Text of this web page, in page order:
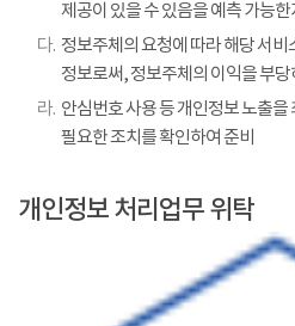
제공이 있을 수 있음을 예측 가능한
다. 정보주체의 요청에 따라 해당 서
정보로써, 정보주체의 이익을 부
라. 안심번호 사용 등 개인정보 노출을
필요한 조치를 확인하여 준비
개인정보 처리업무 위탁